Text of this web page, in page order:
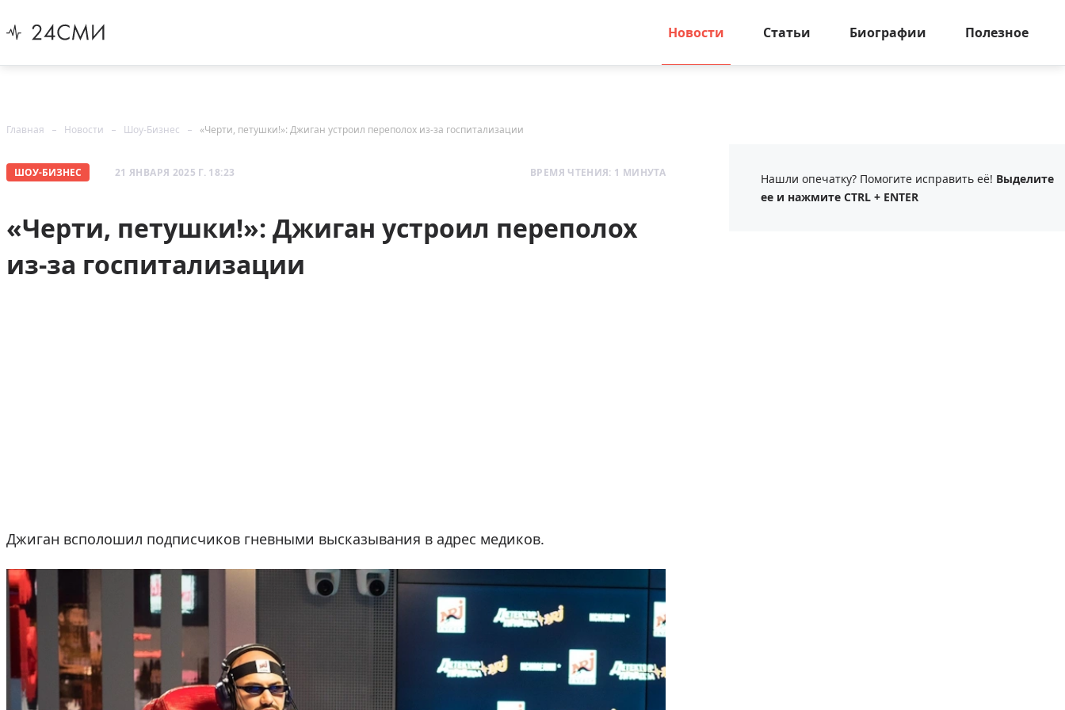
Новости Статьи Биографии Полезное
Главная Новости Шоу-Бизнес «Черти, петушки!»: Джиган устроил переполох из-за госпитализации
ШОУ-БИЗНЕС 21 ЯНВАРЯ 2025 Г. 18:23 ВРЕМЯ ЧТЕНИЯ: 1 МИНУТА
«Черти, петушки!»: Джиган устроил переполох
из-за госпитализации
Джиган всполошил подписчиков гневными высказывания в адрес медиков.
Нашли опечатку? Помогите исправить её! Выделите
ее и нажмите CTRL + ENTER